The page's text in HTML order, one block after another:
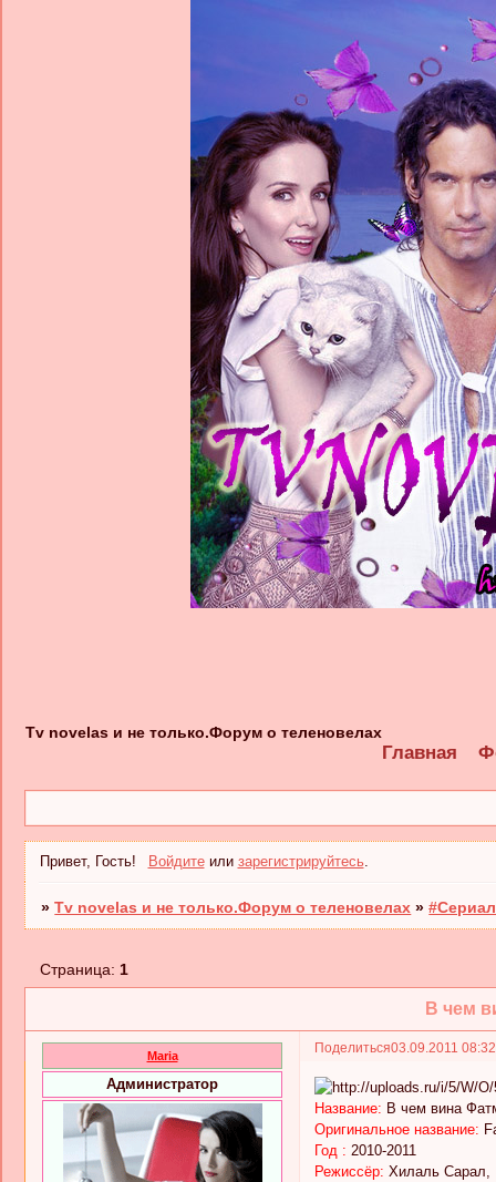
Tv novelas и не только.Форум о теленовелах
Главная
Привет, Гость! Войдитеили зарегистрируйтесь.
»Tv novelas и не только.Форум о теленовелах »
В чем
Страница:1
Поделиться03.09.2011
Maria
Администратор
Название: В чем вина
Оригинальное название:
Год : 2010-2011
Режиссёр: Хилаль Сарал,